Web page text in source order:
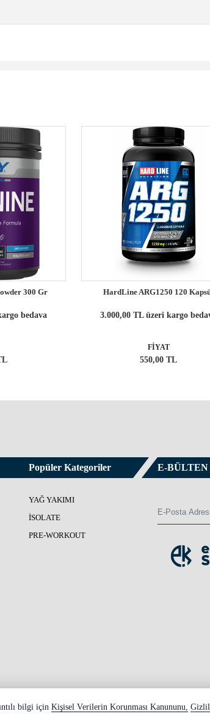
300 Gr
bedava
HardLine ARG1250 120
3.000,00 TL üzeri kargo
FİYAT
550,00 TL
Popüler Kategoriler
YAĞ YAKIMI
İSOLATE
PRE-WORKOUT
E-BÜLTEN
bilgi için Kişisel Verilerin Korunması Kanununu,